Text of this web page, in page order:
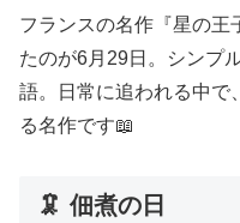
フランスの名作『星の王
たのが6月29日。シンプ
語。日常に追われる中で
る名作です📖
🦑 佃煮の日